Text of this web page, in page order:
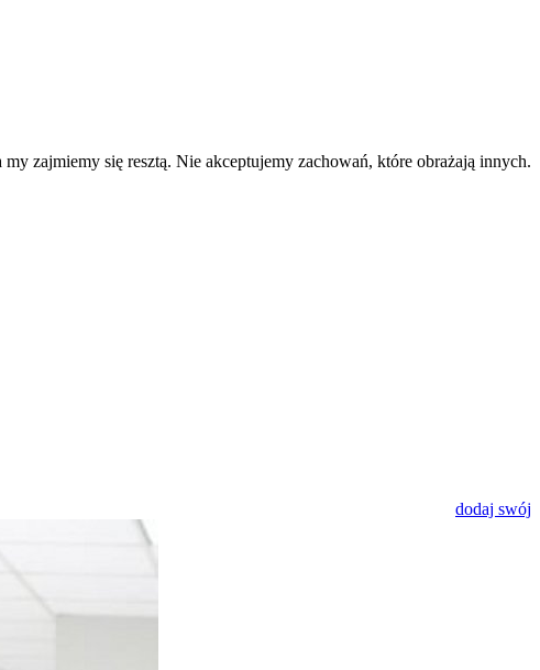
zajmiemy się resztą. Nie akceptujemy zachowań, które obrażają innych.
dodaj swój